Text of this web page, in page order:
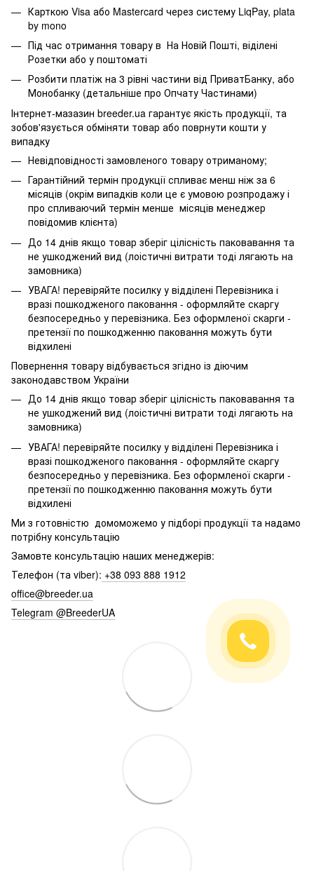
Карткою Visa або Mastercard через систему LiqPay, plata
by mono
Під час отримання товару в На Новій Пошті, віділені
Розетки або у поштоматі
Розбити платіж на 3 рівні частини від ПриватБанку, або
Монобанку (детальніше про Опчату Частинами)
Інтернет-мазазин breeder.ua гарантує якість продукції, та
зобов'язується обміняти товар або поврнути кошти у
випадку
Невідповідності замовленого товару отриманому;
Гарантійний термін продукції спливає менш ніж за 6
місяців (окрім випадків коли це є умовою розпродажу і
про спливаючий термін менше місяців менеджер
повідомив клієнта)
До 14 днів якщо товар зберіг цілісність паковавання та
не ушкоджений вид (лоістичні витрати тоді лягають на
замовника)
УВАГА! перевіряйте посилку у відділені Перевізника і
вразі пошкодженого паковання - оформляйте скаргу
безпосередньо у перевізника. Без оформленої скарги -
претензії по пошкодженню паковання можуть бути
відхилені
Повернення товару відбувається згідно із діючим
законодавством України
До 14 днів якщо товар зберіг цілісність паковавання та
не ушкоджений вид (лоістичні витрати тоді лягають на
замовника)
УВАГА! перевіряйте посилку у відділені Перевізника і
вразі пошкодженого паковання - оформляйте скаргу
безпосередньо у перевізника. Без оформленої скарги -
претензії по пошкодженню паковання можуть бути
відхилені
Ми з готовністю домоможемо у підборі продукції та надамо
потрібну консультацію
Замовте консультацію наших менеджерів:
Телефон (та viber): +38 093 888 1912
office@breeder.ua
Telegram @BreederUA